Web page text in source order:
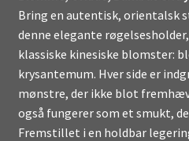
Bring en autentisk, orientalsk
denne elegante
klassiske kinesiske blomster:
krysantemum. Hver side er
mønstre, der ikke blot
også fungerer som et smukt,
Fremstillet i en holdbar